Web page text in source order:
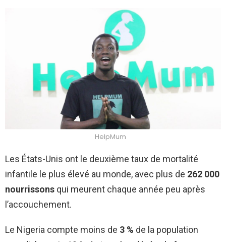
HelpMum
Les États-Unis ont le deuxième taux de mortalité
infantile le plus élevé au monde, avec plus de 262 000
nourrissons qui meurent chaque année peu après
l’accouchement.
Le Nigeria compte moins de 3 % de la population